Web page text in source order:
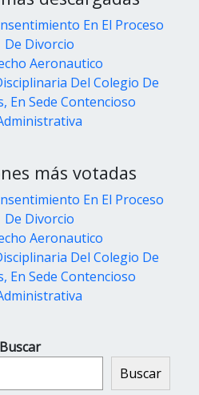
En El Proceso
De Divorcio
Aeronautico
Del Colegio De
En Sede Contencioso
más votadas
En El Proceso
De Divorcio
Aeronautico
Del Colegio De
En Sede Contencioso
Buscar
Buscar